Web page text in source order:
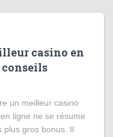
casino en
un meilleur casino
ligne ne se résume
plus gros bonus. Il